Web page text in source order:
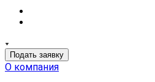
Подать заявку
О компания